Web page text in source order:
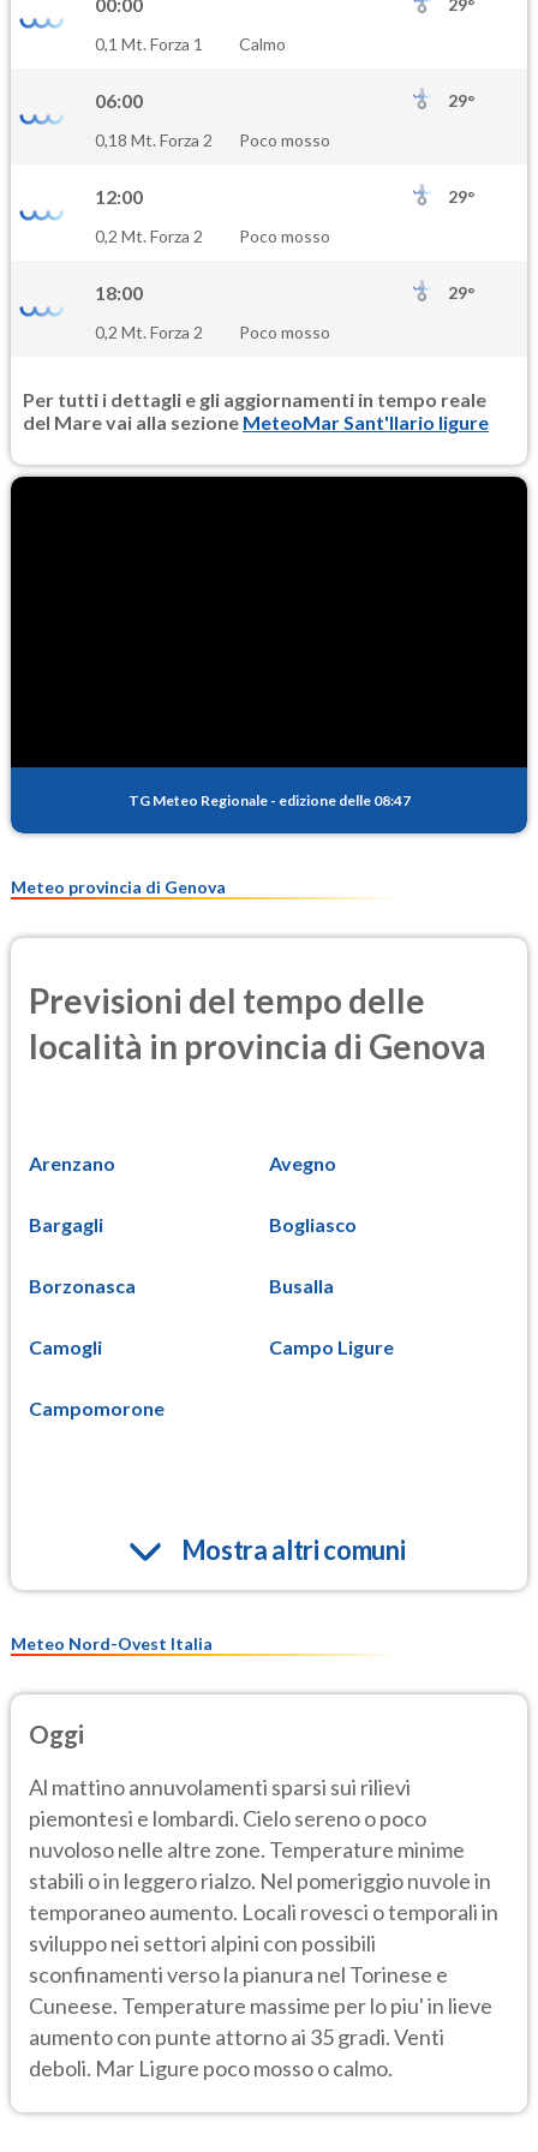
PM10
PM25
00:00
29°
0,1 Mt. Forza 1
Calmo
06:00
29°
0,18 Mt. Forza 2
Poco mosso
12:00
29°
0,2 Mt. Forza 2
Poco mosso
18:00
29°
0,2 Mt. Forza 2
Poco mosso
Per tutti i dettagli e gli aggiornamenti in tempo reale
del Mare vai alla sezione MeteoMar Sant'Ilario ligure
TG Meteo Regionale - edizione delle 08:47
Meteo provincia di Genova
Previsioni del tempo delle
località in provincia di Genova
Arenzano Avegno
Bargagli Bogliasco
Borzonasca Busalla
Camogli Campo Ligure
Campomorone
Mostra altri comuni
Meteo Nord-Ovest Italia
Oggi
Al mattino annuvolamenti sparsi sui rilievi
piemontesi e lombardi. Cielo sereno o poco
nuvoloso nelle altre zone. Temperature minime
stabili o in leggero rialzo. Nel pomeriggio nuvole in
temporaneo aumento. Locali rovesci o temporali in
sviluppo nei settori alpini con possibili
sconfinamenti verso la pianura nel Torinese e
Cuneese. Temperature massime per lo piu' in lieve
aumento con punte attorno ai 35 gradi. Venti
deboli. Mar Ligure poco mosso o calmo.